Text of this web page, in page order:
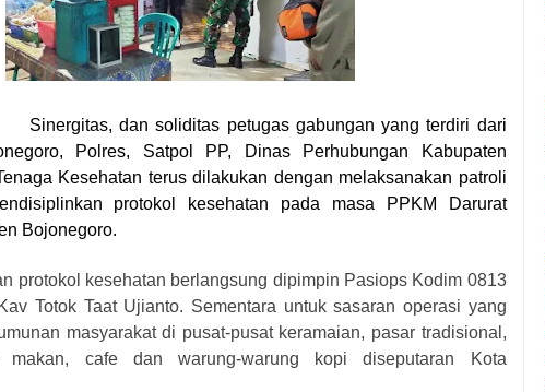
Sinergitas, dan soliditas petugas gabungan yang terdiri dari
Polres, Satpol PP, Dinas Perhubungan Kabupaten
Kesehatan terus dilakukan dengan melaksanakan patroli
protokol kesehatan pada masa PPKM Darurat
Bojonegoro.
protokol kesehatan berlangsung dipimpin Pasiops Kodim 0813
Totok Taat Ujianto. Sementara untuk sasaran operasi yang
masyarakat di pusat-pusat keramaian, pasar tradisional,
makan, cafe dan warung-warung kopi diseputaran Kota